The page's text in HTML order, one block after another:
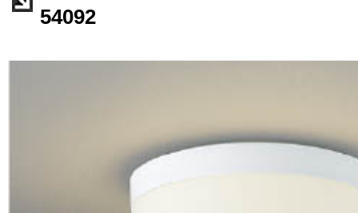
54092